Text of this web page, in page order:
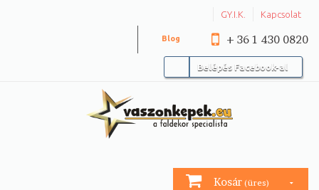
GY.I.K. Kapcsolat
+ 36 1 430 0820
Blog
Belépés Facebook-al
Kosár (üres)